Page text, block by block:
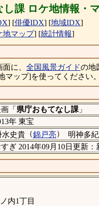
し課 ロケ地情報・
] [俳優IDX] [地域IDX]
地マップ] [統計情報]
に、 全国風景ガイドの地
マップ]を使ってください。
「 県庁おもてなし課」
年 東宝
水史貴（錦戸亮） 明神多紀
ぎ 2014年09月10日更新：
内1丁目